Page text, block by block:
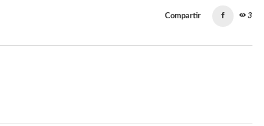
Compartir 3